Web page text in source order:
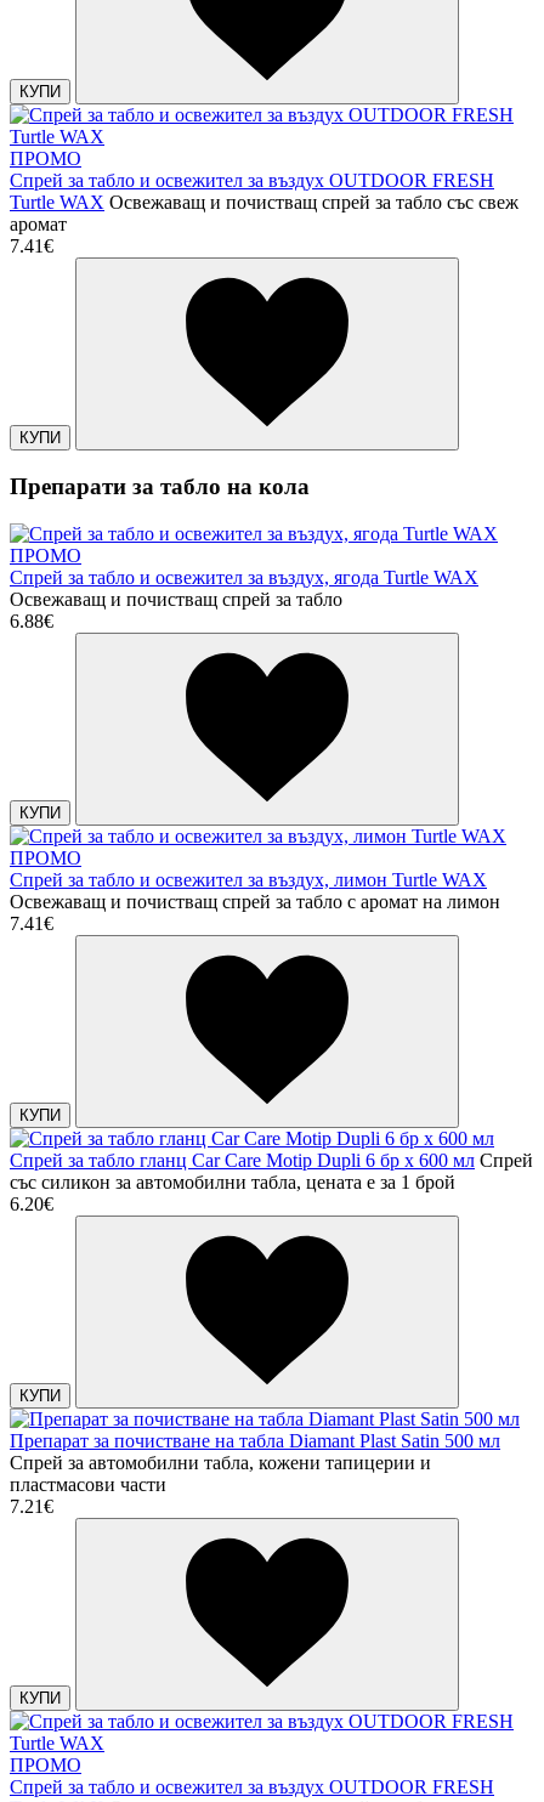
КУПИ
ПРОМО
Спрей за табло и освежител за въздух OUTDOOR FRESH
Turtle WAX Освежаващ и почистващ спрей за табло със свеж
аромат
7.41€
КУПИ
Препарати за табло на кола
ПРОМО
Спрей за табло и освежител за въздух, ягода Turtle WAX
Освежаващ и почистващ спрей за табло
6.88€
КУПИ
ПРОМО
Спрей за табло и освежител за въздух, лимон Turtle WAX
Освежаващ и почистващ спрей за табло с аромат на лимон
7.41€
КУПИ
Спрей за табло гланц Car Care Motip Dupli 6 бр х 600 мл Спрей
със силикон за автомобилни табла, цената е за 1 брой
6.20€
КУПИ
Препарат за почистване на табла Diamant Plast Satin 500 мл
Спрей за автомобилни табла, кожени тапицерии и
пластмасови части
7.21€
КУПИ
ПРОМО
Спрей за табло и освежител за въздух OUTDOOR FRESH